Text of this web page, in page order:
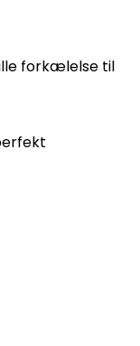
forkælelse til